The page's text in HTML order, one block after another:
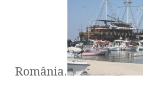
România.